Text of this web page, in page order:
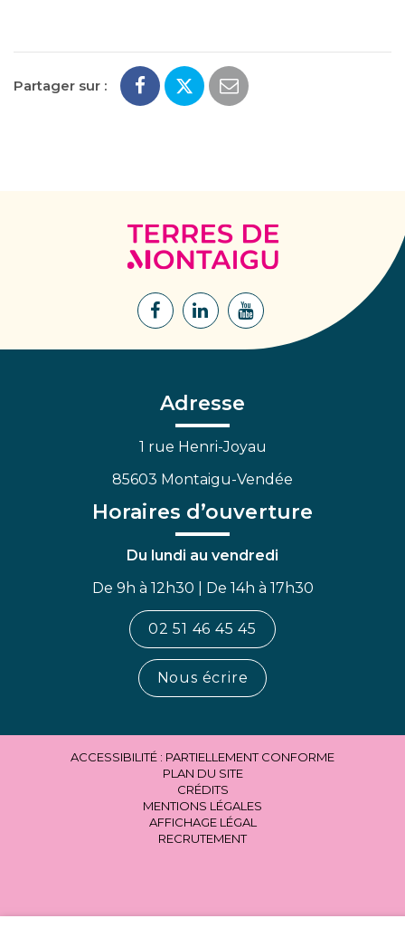
Partager sur :
Terres
de
Montaigu
Lien
Facebook
Lien
Lien
Adresse
1 rue Henri-Joyau
85603 Montaigu-Vendée
Horaires d’ouverture
Du lundi au vendredi
De 9h à 12h30 | De 14h à 17h30
02 51 46 45 45
Nous écrire
ACCESSIBILITÉ : PARTIELLEMENT CONFORME
PLAN DU SITE
CRÉDITS
MENTIONS LÉGALES
AFFICHAGE LÉGAL
RECRUTEMENT